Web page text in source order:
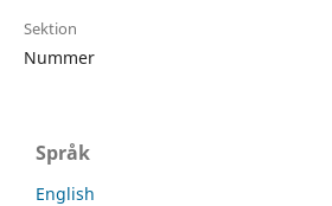
Sektion
Nummer
Språk
English